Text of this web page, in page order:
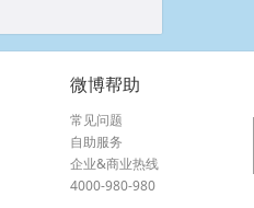
微博帮助
常见问题
自助服务
企业&商业热线
4000-980-980